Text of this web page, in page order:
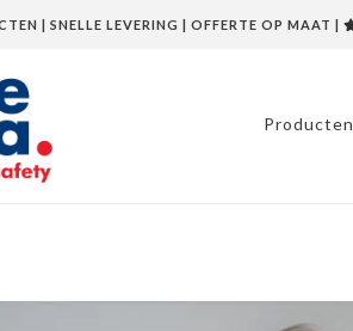
| SNELLE LEVERING | OFFERTE OP MAAT |
Producten
»Radiatorombouw